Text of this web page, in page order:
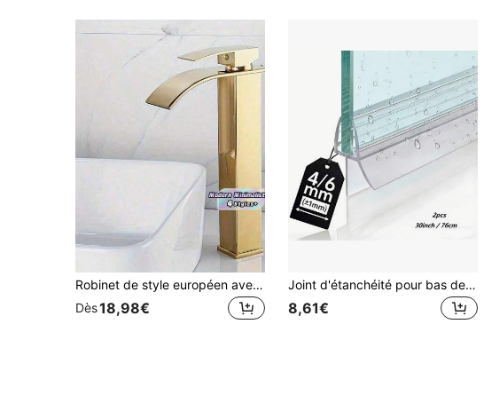
Robinet de style européen avec cascade, robinet mélangeur pour lavabo de salle de bain pour plan de travail/vasque encastrée, accessoires de salle de bain, outils de salle de bain
Dès18,98€
Joint d'étanchéité pour bas de porte de douche, 2 pièces 88,9cm/35in, séparation sec-humide pour salle de bain, bande d'eau en silicone auto-adhésive, bande d'eau en PVC transparent
8,61€